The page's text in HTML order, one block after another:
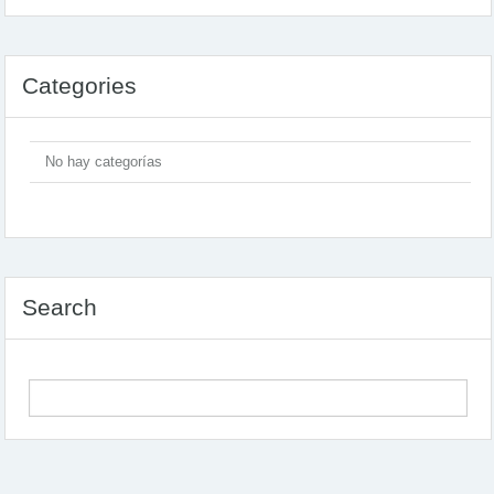
Categories
No hay categorías
Search